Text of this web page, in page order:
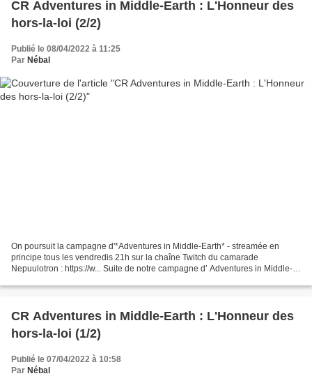
CR Adventures in Middle-Earth : L'Honneur des
hors-la-loi (2/2)
Publié le 08/04/2022 à 11:25
Par Nébal
On poursuit la campagne d'*Adventures in Middle-Earth* - streamée en
principe tous les vendredis 21h sur la chaîne Twitch du camarade
Nepuulotron : https://w... Suite de notre campagne d’ Adventures in Middle-
CR Adventures in Middle-Earth : L'Honneur des
hors-la-loi (1/2)
Publié le 07/04/2022 à 10:58
Par Nébal